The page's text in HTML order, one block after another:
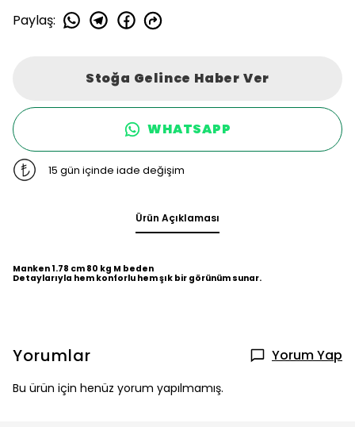
Paylaş:
Stoğa Gelince Haber Ver
WHATSAPP
15 gün içinde iade değişim
Ürün Açıklaması
Manken 1.78 cm 80 kg M beden
Detaylarıyla hem konforlu hem şık bir görünüm sunar.
Yorumlar Yorum Yap
Bu ürün için henüz yorum yapılmamış.